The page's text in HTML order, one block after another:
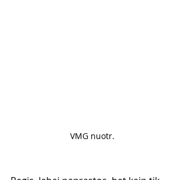
VMG nuotr.